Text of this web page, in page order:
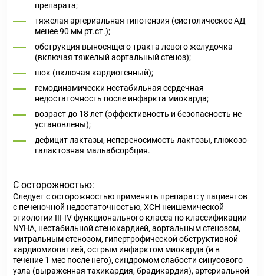
препарата;
тяжелая артериальная гипотензия (систолическое АД
менее 90 мм рт.ст.);
обструкция выносящего тракта левого желудочка
(включая тяжелый аортальный стеноз);
шок (включая кардиогенный);
гемодинамически нестабильная сердечная
недостаточность после инфаркта миокарда;
возраст до 18 лет (эффективность и безопасность не
установлены);
дефицит лактазы, непереносимость лактозы, глюкозо-
галактозная мальабсорбция.
С осторожностью:
Следует с осторожностью применять препарат: у пациентов
с печеночной недостаточностью, ХСН неишемической
этиологии III-IV функционального класса по классификации
NYHA, нестабильной стенокардией, аортальным стенозом,
митральным стенозом, гипертрофической обструктивной
кардиомиопатией, острым инфарктом миокарда (и в
течение 1 мес после него), синдромом слабости синусового
узла (выраженная тахикардия, брадикардия), артериальной